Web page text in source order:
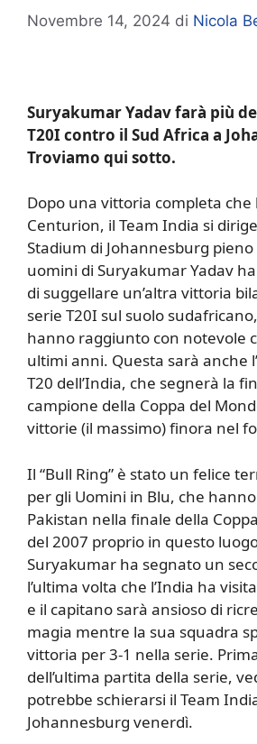
Novembre 14, 2024 di Nicola
Suryakumar Yadav farà più
T20I contro il Sud Africa a
Troviamo qui sotto.
Dopo una vittoria completa che
Centurion, il Team India si
Stadium di Johannesburg pieno
uomini di Suryakumar Yadav
di suggellare un’altra vittoria
serie T20I sul suolo
hanno raggiunto con notevole
ultimi anni. Questa sarà anche
T20 dell’India, che segnerà la
campione della Coppa del
vittorie (il massimo) finora nel
Il “Bull Ring” è stato un felice
per gli Uomini in Blu, che
Pakistan nella finale della
del 2007 proprio in questo
Suryakumar ha segnato un
l’ultima volta che l’India ha
e il capitano sarà ansioso di
magia mentre la sua squadra
vittoria per 3-1 nella serie.
dell’ultima partita della serie,
potrebbe schierarsi il Team
Johannesburg venerdì.